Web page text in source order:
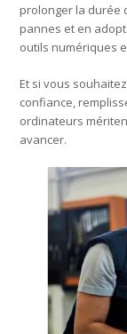
prolonger la durée
pannes et en
outils numériques
Et si vous
confiance,
ordinateurs
avancer.